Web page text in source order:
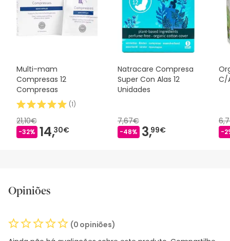
segurança, não hesites em contactar-nos. Além disso, se
desejares, também podes devolver o produto seguindo os
nossos termos e condições
Multi-mam
Compresas 12
Compresas
(1)
21,10€
-32% 14,30€
Natracare Compresa
Super Con Alas 12
Unidades
7,67€
-48% 3,99€
C/
-
Opiniões
(0 opiniões)